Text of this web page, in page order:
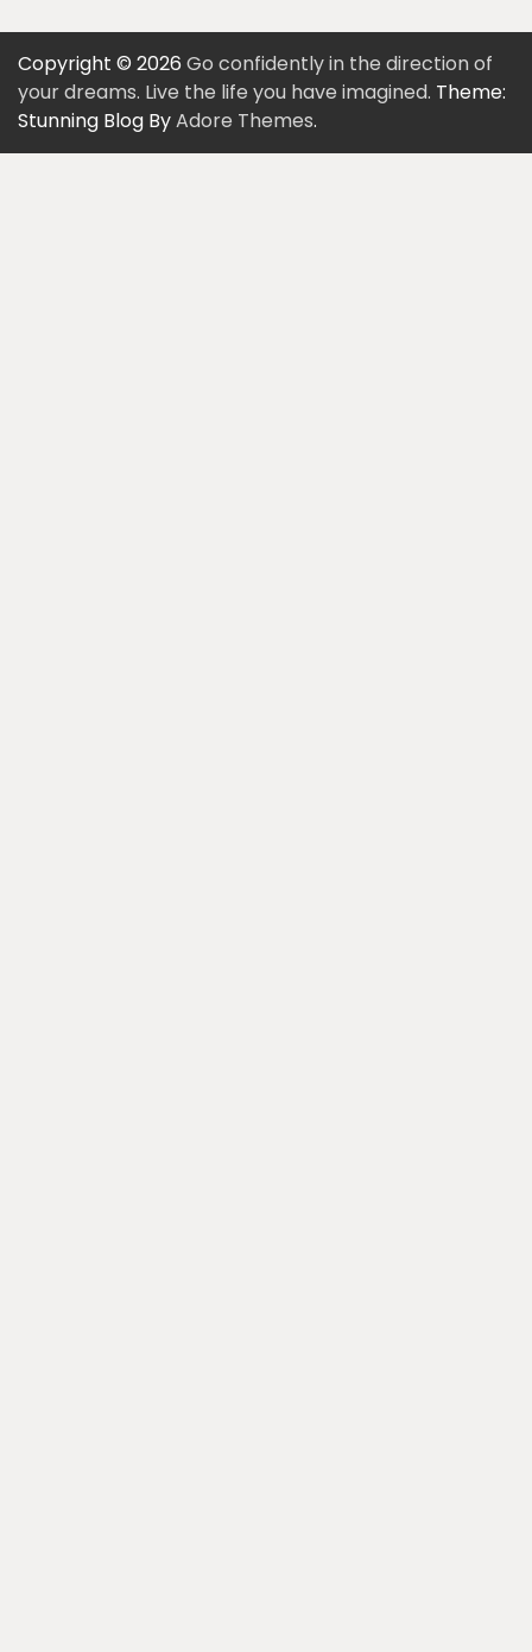
Copyright © 2026 Go confidently in the direction of
your dreams. Live the life you have imagined. Theme:
Stunning Blog ByAdore Themes.